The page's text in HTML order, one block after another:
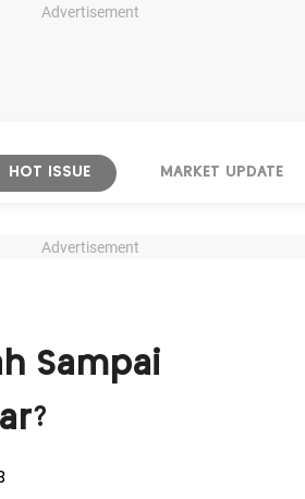
Advertisement
HOT ISSUE MARKET UPDATE
Advertisement
Sampai